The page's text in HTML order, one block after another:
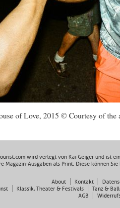
of Love, 2015 © Courtesy of the
wird verlegt von Kai Geiger und ist
Magazin-Ausgaben als Print. Diese können
About Kontakt
Klassik, Theater & Festivals
Tanz &
AGB